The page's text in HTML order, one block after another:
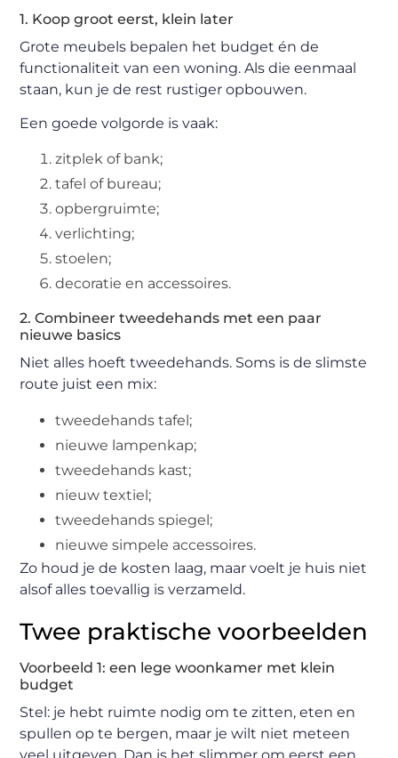
1. Koop groot eerst, klein later
Grote meubels bepalen het budget én de
functionaliteit van een woning. Als die eenmaal
staan, kun je de rest rustiger opbouwen.
Een goede volgorde is vaak:
zitplek of bank;
tafel of bureau;
opbergruimte;
verlichting;
stoelen;
decoratie en accessoires.
2. Combineer tweedehands met een paar
nieuwe basics
Niet alles hoeft tweedehands. Soms is de slimste
route juist een mix:
tweedehands tafel;
nieuwe lampenkap;
tweedehands kast;
nieuw textiel;
tweedehands spiegel;
nieuwe simpele accessoires.
Zo houd je de kosten laag, maar voelt je huis niet
alsof alles toevallig is verzameld.
Twee praktische voorbeelden
Voorbeeld 1: een lege woonkamer met klein
budget
Stel: je hebt ruimte nodig om te zitten, eten en
spullen op te bergen, maar je wilt niet meteen